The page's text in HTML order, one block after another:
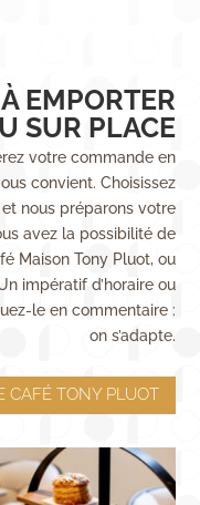
EMPORTER
SUR PLACE
votre commande en
convient. Choisissez
nous préparons votre
avez la possibilité de
Maison Tony Pluot, ou
impératif d’horaire ou
le en commentaire :
on s’adapte.
CAFÉ TONY PLUOT